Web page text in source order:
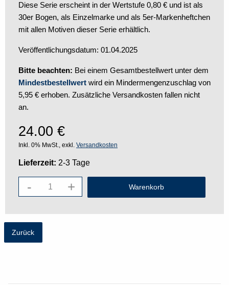
Diese Serie erscheint in der Wertstufe 0,80 € und ist als
30er Bogen, als Einzelmarke und als 5er-Markenheftchen
mit allen Motiven dieser Serie erhältlich.
Veröffentlichungsdatum: 01.04.2025
Bitte beachten: Bei einem Gesamtbestellwert unter dem
Mindestbestellwert wird ein Mindermengenzuschlag von
5,95 € erhoben. Zusätzliche Versandkosten fallen nicht
an.
24.00 €
Inkl. 0% MwSt., exkl. Versandkosten
Lieferzeit: 2-3 Tage
- +
Zurück